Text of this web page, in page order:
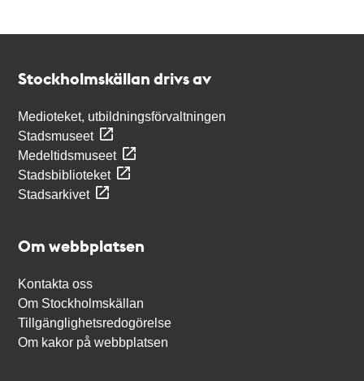
Stockholmskällan drivs av
Medioteket, utbildningsförvaltningen
Stadsmuseet
Medeltidsmuseet
Stadsbiblioteket
Stadsarkivet
Om webbplatsen
Kontakta oss
Om Stockholmskällan
Tillgänglighetsredogörelse
Om kakor på webbplatsen